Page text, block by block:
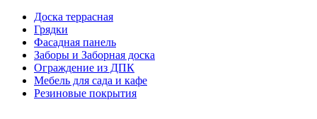
Доска террасная
Грядки
Фасадная панель
Заборы и Заборная доска
Ограждение из ДПК
Мебель для сада и кафе
Резиновые покрытия